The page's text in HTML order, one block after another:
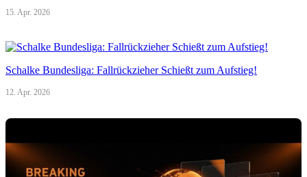
15. Apr. 2026
Schalke Bundesliga: Fallrückzieher Schießt zum Aufstieg!
12. Apr. 2026